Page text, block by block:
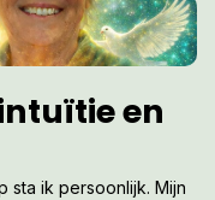
en
sta ik persoonlijk. Mijn